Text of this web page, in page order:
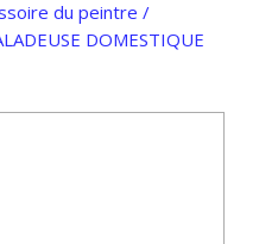
du peintre /
DOMESTIQUE